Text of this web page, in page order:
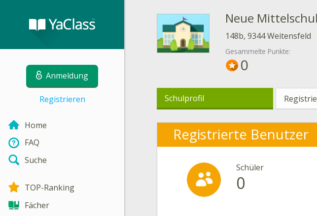
Anmeldung
Registrieren
Home
FAQ
Suche
TOP-Ranking
Fächer
Neue
148b, 9344 Weitensfeld
Gesammelte Punkte:
0
Schulprofil
Registrierte Benutzer
Schüler
0